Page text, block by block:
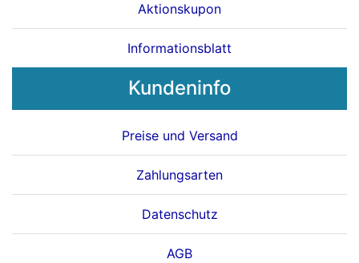
Aktionskupon
Informationsblatt
Kundeninfo
Preise und Versand
Zahlungsarten
Datenschutz
AGB